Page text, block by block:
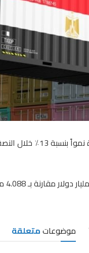
موضوعاتمتعلقة